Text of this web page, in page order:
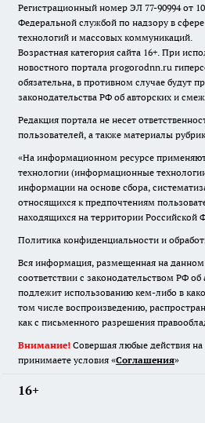
Регистрационный номер ЭЛ 77-90994 от
Федеральной службой по надзору в
технологий и массовых коммуникаций.
Возрастная категория сайта 16+. При
новостного портала progorodnn.ru
обязательна, в противном случае будут
законодательства РФ об авторских и
Редакция портала не несет
пользователей, а также материалы
«На информационном ресурсе
технологии (информационные
информации на основе сбора,
относящихся к предпочтениям
находящихся на территории Российской
Политика конфиденциальности и
Вся информация, размещенная на данном
соответствии с законодательством РФ
подлежит использованию кем-либо в
том числе воспроизведению,
как с письменного разрешения
Внимание! Совершая любые действия на
принимаете условия «Cоглашения»
16+